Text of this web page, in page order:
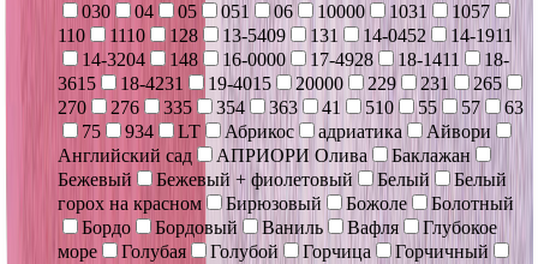
030
04 05 051 06 10000 1031
1057
110
1110 128 13-5409 131 14-0452
14-1911
14-3204
148 16-0000 17-4928 18-1411
18-
3615
18-4231 19-4015 20000 229 231
265
270
276 335 354 363 41 510 55 57
63
75
934 LT Абрикос адриатика
Айвори
Английский сад
АПРИОРИ Олива
Баклажан
Бежевый
Бежевый + фиолетовый Белый
Белый
горох на красном
Бирюзовый Божоле
Болотный
Бордо
Бордовый Ваниль Вафля
Глубокое
море
Голубая Голубой Горчица
Горчичный